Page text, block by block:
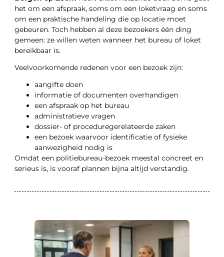
het om een afspraak, soms om een loketvraag en soms
om een praktische handeling die op locatie moet
gebeuren. Toch hebben al deze bezoekers één ding
gemeen: ze willen weten wanneer het bureau of loket
bereikbaar is.
Veelvoorkomende redenen voor een bezoek zijn:
aangifte doen
informatie of documenten overhandigen
een afspraak op het bureau
administratieve vragen
dossier- of proceduregerelateerde zaken
een bezoek waarvoor identificatie of fysieke
aanwezigheid nodig is
Omdat een politiebureau-bezoek meestal concreet en
serieus is, is vooraf plannen bijna altijd verstandig.